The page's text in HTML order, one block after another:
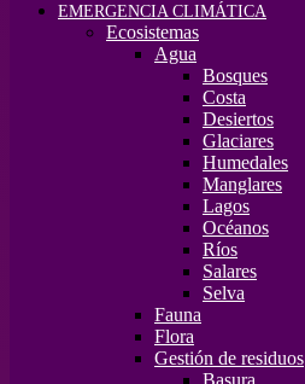
EMERGENCIA CLIMÁTICA
Ecosistemas
Agua
Bosques
Costa
Desiertos
Glaciares
Humedales
Manglares
Lagos
Océanos
Ríos
Salares
Selva
Fauna
Flora
Gestión de residuos
Basura